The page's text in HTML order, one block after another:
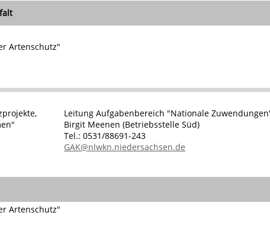
Artenschutz"
Leitung Aufgabenbereich "Nationale
Birgit Meenen (Betriebsstelle Süd)
Tel.: 0531/88691-243
GAK@nlwkn.niedersachsen.de
Artenschutz"